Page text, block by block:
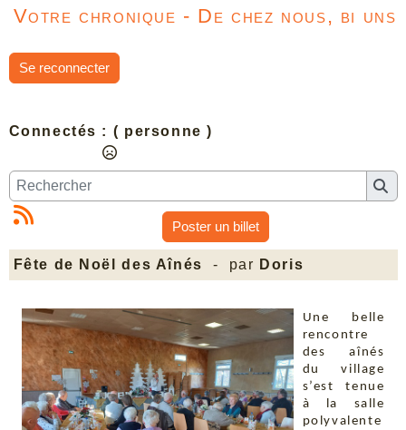
Votre chronique - De chez nous, bi uns
Se reconnecter
Connectés : ( personne )
Poster un billet
Fête de Noël des Aînés - par Doris
Une belle
rencontre
des aînés
du village
s’est tenue
à la salle
polyvalente